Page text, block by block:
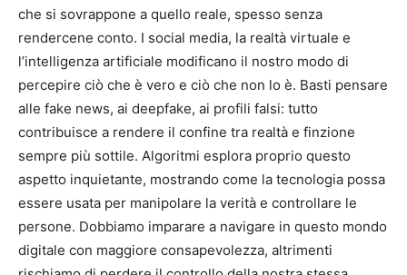
che si sovrappone a quello reale, spesso senza
rendercene conto. I social media, la realtà virtuale e
l’intelligenza artificiale modificano il nostro modo di
percepire ciò che è vero e ciò che non lo è. Basti pensare
alle fake news, ai deepfake, ai profili falsi: tutto
contribuisce a rendere il confine tra realtà e finzione
sempre più sottile. Algoritmi esplora proprio questo
aspetto inquietante, mostrando come la tecnologia possa
essere usata per manipolare la verità e controllare le
persone. Dobbiamo imparare a navigare in questo mondo
digitale con maggiore consapevolezza, altrimenti